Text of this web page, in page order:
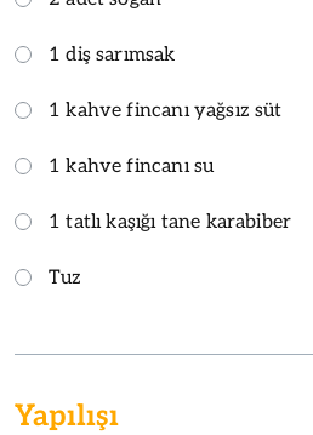
1 diş sarımsak
1 kahve fincanı yağsız süt
1 kahve fincanı su
1 tatlı kaşığı tane karabiber
Tuz
Yapılışı